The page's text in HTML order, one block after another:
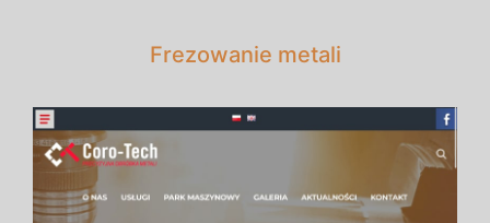
Frezowanie metali